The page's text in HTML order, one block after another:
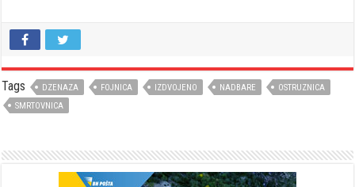
Tags DZENAZA FOJNICA IZDVOJENO NADBARE
OSTRUZNICA
SMRTOVNICA